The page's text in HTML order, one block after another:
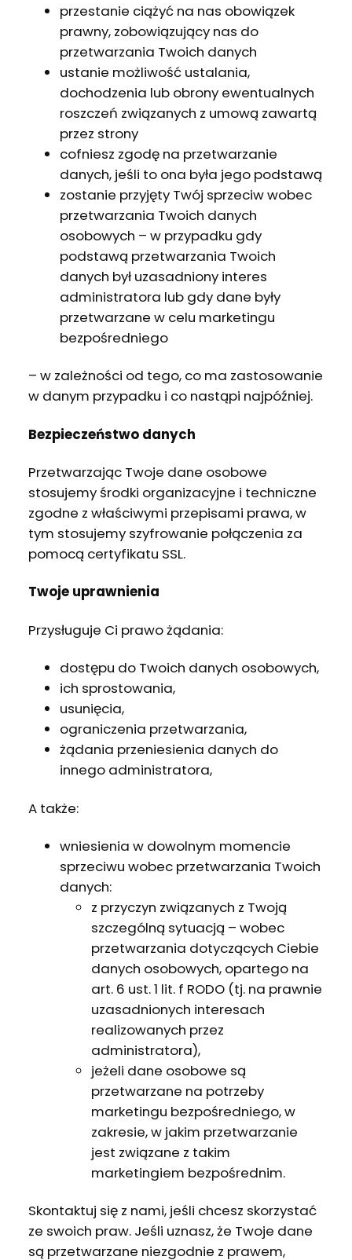
przestanie ciążyć na nas obowiązek
prawny, zobowiązujący nas do
przetwarzania Twoich danych
ustanie możliwość ustalania,
dochodzenia lub obrony ewentualnych
roszczeń związanych z umową zawartą
przez strony
cofniesz zgodę na przetwarzanie
danych, jeśli to ona była jego podstawą
zostanie przyjęty Twój sprzeciw wobec
przetwarzania Twoich danych
osobowych – w przypadku gdy
podstawą przetwarzania Twoich
danych był uzasadniony interes
administratora lub gdy dane były
przetwarzane w celu marketingu
bezpośredniego
– w zależności od tego, co ma zastosowanie
w danym przypadku i co nastąpi najpóźniej.
Bezpieczeństwo danych
Przetwarzając Twoje dane osobowe
stosujemy środki organizacyjne i techniczne
zgodne z właściwymi przepisami prawa, w
tym stosujemy szyfrowanie połączenia za
pomocą certyfikatu SSL.
Twoje uprawnienia
Przysługuje Ci prawo żądania:
dostępu do Twoich danych osobowych,
ich sprostowania,
usunięcia,
ograniczenia przetwarzania,
żądania przeniesienia danych do
innego administratora,
A także:
wniesienia w dowolnym momencie
sprzeciwu wobec przetwarzania Twoich
danych:
z przyczyn związanych z Twoją
szczególną sytuacją – wobec
przetwarzania dotyczących Ciebie
danych osobowych, opartego na
art. 6 ust. 1 lit. f RODO (tj. na prawnie
uzasadnionych interesach
realizowanych przez
administratora),
jeżeli dane osobowe są
przetwarzane na potrzeby
marketingu bezpośredniego, w
zakresie, w jakim przetwarzanie
jest związane z takim
marketingiem bezpośrednim.
Skontaktuj się z nami, jeśli chcesz skorzystać
ze swoich praw. Jeśli uznasz, że Twoje dane
są przetwarzane niezgodnie z prawem,